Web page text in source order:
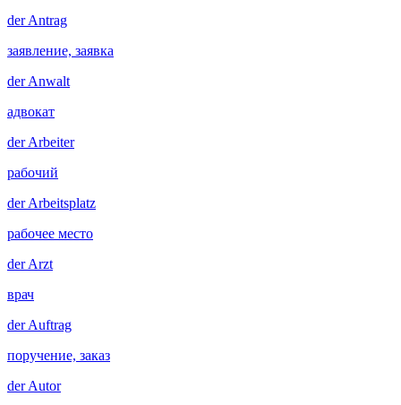
derAntrag
заявление, заявка
derAnwalt
адвокат
derArbeiter
рабочий
derArbeitsplatz
рабочее место
derArzt
врач
derAuftrag
поручение, заказ
derAutor